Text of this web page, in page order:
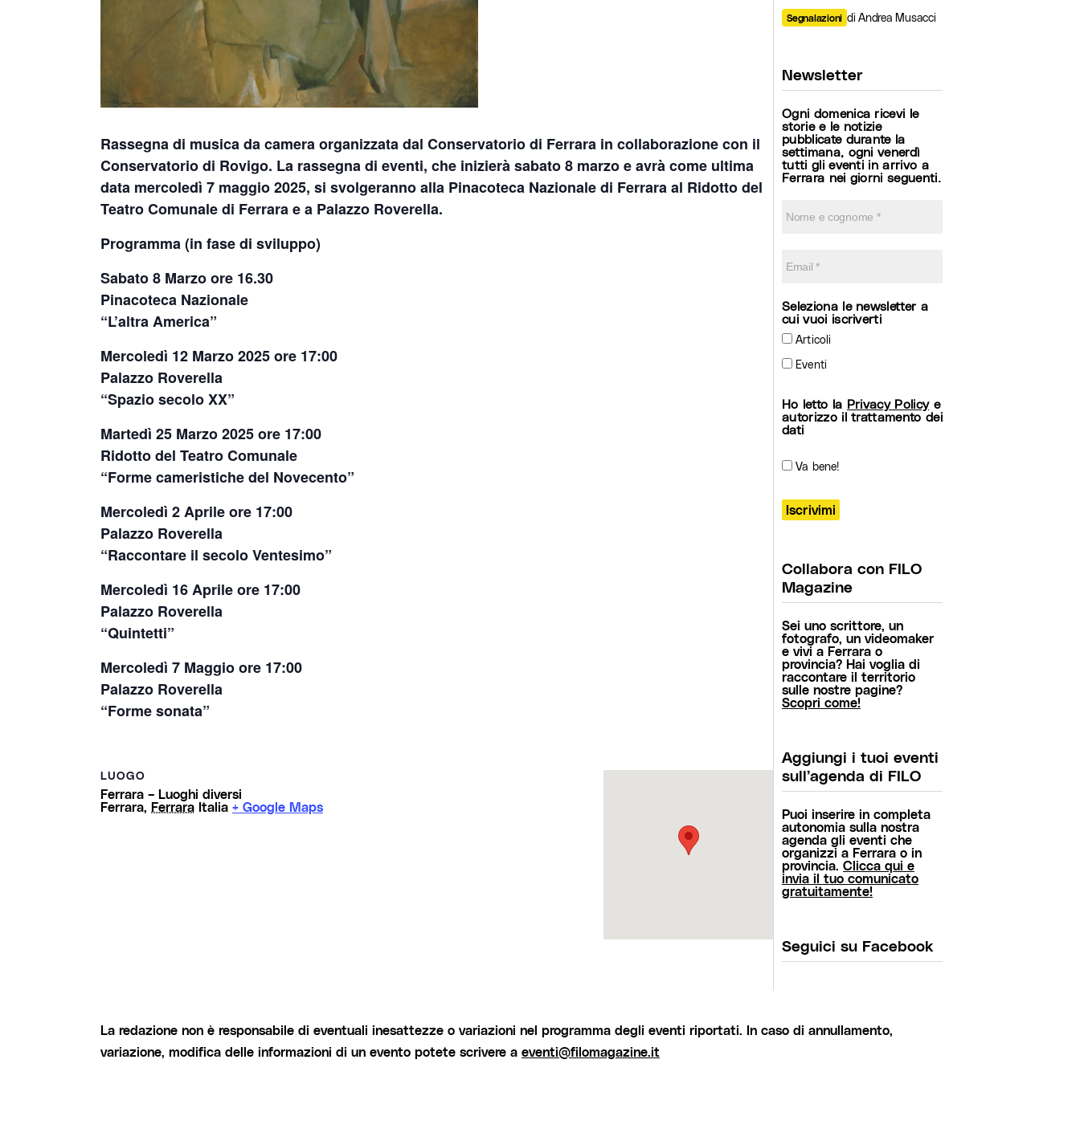
Rassegna di musica da camera organizzata dal Conservatorio di Ferrara in collaborazione con il
Conservatorio di Rovigo. La rassegna di eventi, che inizieràsabato 8 marzoe avrà come ultima
data mercoledì 7 maggio 2025, si svolgeranno alla Pinacoteca Nazionale di Ferrara al Ridotto del
Teatro Comunale di Ferrara e a Palazzo Roverella.
Programma (in fase di sviluppo)
Sabato 8 Marzo ore 16.30
Pinacoteca Nazionale
“L’altra America”
Mercoledì 12 Marzo 2025 ore 17:00
Palazzo Roverella
“Spazio secolo XX”
Martedì 25 Marzo 2025 ore 17:00
Ridotto del Teatro Comunale
“Forme cameristiche del Novecento”
Mercoledì 2 Aprile ore 17:00
Palazzo Roverella
“Raccontare il secolo Ventesimo”
Mercoledì 16 Aprile ore 17:00
Palazzo Roverella
“Quintetti”
Mercoledì 7 Maggio ore 17:00
Palazzo Roverella
“Forme sonata”
LUOGO
Ferrara – Luoghi diversi
Ferrara, Ferrara Italia + Google Maps
Segnalazioni di Andrea Musacci
Newsletter
Ogni domenica ricevi le
storie e le notizie
pubblicate durante la
settimana, ogni venerdì
tutti gli eventi in arrivo a
Ferrara nei giorni seguenti.
Seleziona le newsletter a
cui vuoi iscriverti
Articoli
Eventi
Ho letto la Privacy Policye
autorizzo il trattamento dei
dati
Va bene!
Collabora con FILO
Magazine
Sei uno scrittore, un
fotografo, un videomaker
e vivi a Ferrara o
provincia? Hai voglia di
raccontare il territorio
sulle nostre pagine?
Scopri come!
Aggiungi i tuoi eventi
sull’agenda di FILO
Puoi inserire in completa
autonomia sulla nostra
agenda gli eventi che
organizzi a Ferrara o in
provincia. Clicca qui e
invia il tuo comunicato
gratuitamente!
Seguici su Facebook
La redazione non è responsabile di eventuali inesattezze o variazioni nel programma degli eventi riportati. In caso di annullamento,
variazione, modifica delle informazioni di un evento potete scrivere a eventi@filomagazine.it